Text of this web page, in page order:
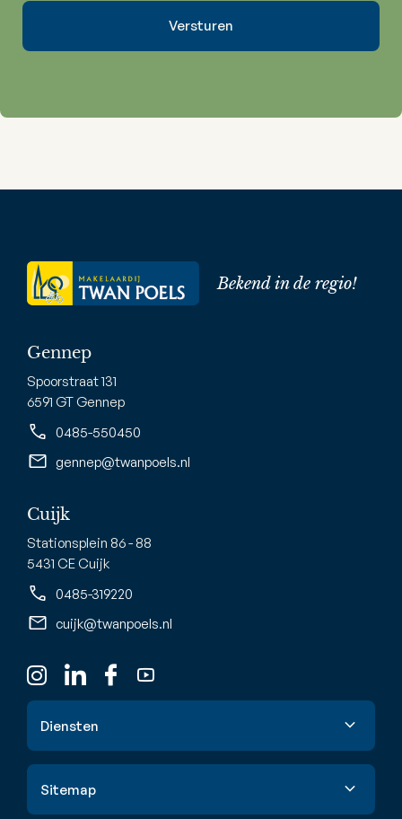
Bekend in de regio!
Gennep
Spoorstraat 131
6591 GT Gennep
0485-550450
gennep@twanpoels.nl
Cuijk
Stationsplein 86 - 88
5431 CE Cuijk
0485-319220
cuijk@twanpoels.nl
Diensten
Sitemap